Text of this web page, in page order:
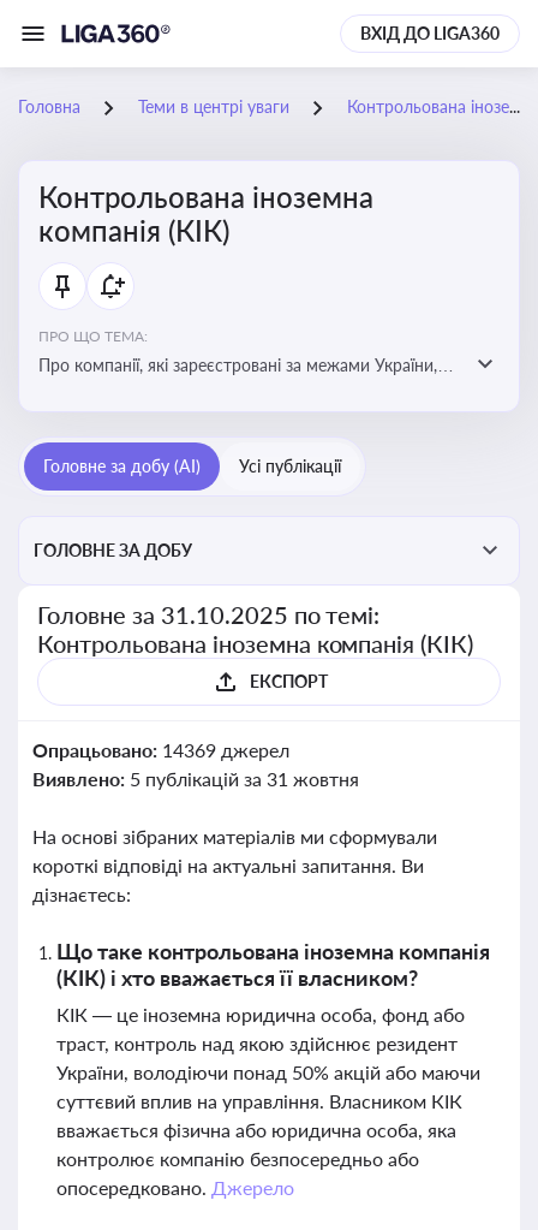
ВХІД ДО LIGA360
Головна Теми в центрі уваги Контрольована іноземна компанія (КІК)
Контрольована іноземна
компанія (КІК)
ПРО ЩО ТЕМА:
Про компанії, які зареєстровані за межами України,
органами України щодо своїх доходів і витрат
Головне за добу (AI) Усі публікації
ГОЛОВНЕ ЗА ДОБУ
Головне за 31.10.2025 по темі:
Контрольована іноземна компанія (КІК)
ЕКСПОРТ
Опрацьовано: 14369 джерел
Виявлено: 5 публікацій за 31 жовтня
На основі зібраних матеріалів ми сформували
короткі відповіді на актуальні запитання. Ви
дізнаєтесь:
Що таке контрольована іноземна компанія
(КІК) і хто вважається її власником?
КІК — це іноземна юридична особа, фонд або
траст, контроль над якою здійснює резидент
України, володіючи понад 50% акцій або маючи
суттєвий вплив на управління. Власником КІК
вважається фізична або юридична особа, яка
контролює компанію безпосередньо або
опосередковано. Джерело